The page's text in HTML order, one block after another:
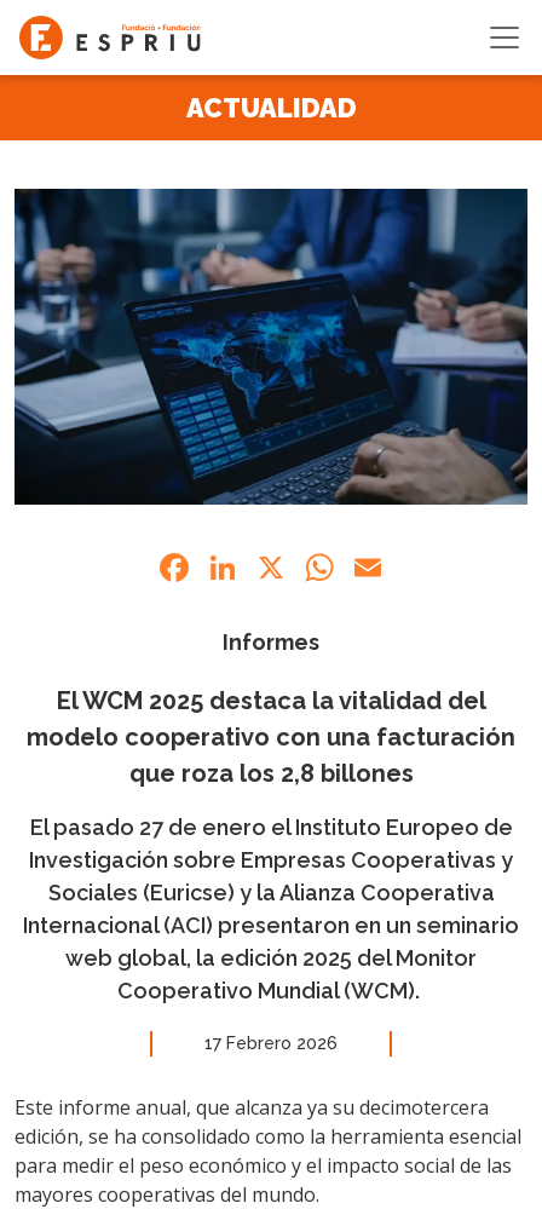
Pasar al contenido principal
ACTUALIDAD
Facebook
LinkedIn
X WhatsApp
Informes
El WCM 2025 destaca la vitalidad del
modelo cooperativo con una facturación
que roza los 2,8 billones
El pasado 27 de enero el Instituto Europeo de
Investigación sobre Empresas Cooperativas y
Sociales (Euricse) y la Alianza Cooperativa
Internacional (ACI) presentaron en un seminario
web global, la edición 2025 del Monitor
Cooperativo Mundial (WCM).
17 Febrero 2026
Este informe anual, que alcanza ya su decimotercera
edición, se ha consolidado como la herramienta esencial
para medir el peso económico y el impacto social de las
mayores cooperativas del mundo.